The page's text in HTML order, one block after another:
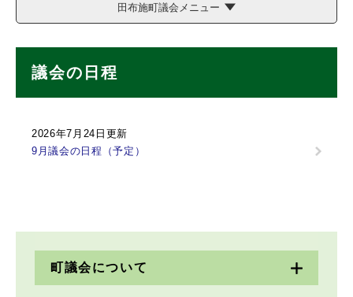
田布施町議会メニュー
議会の日程
2026年7月24日更新
9月議会の日程（予定）
町議会について